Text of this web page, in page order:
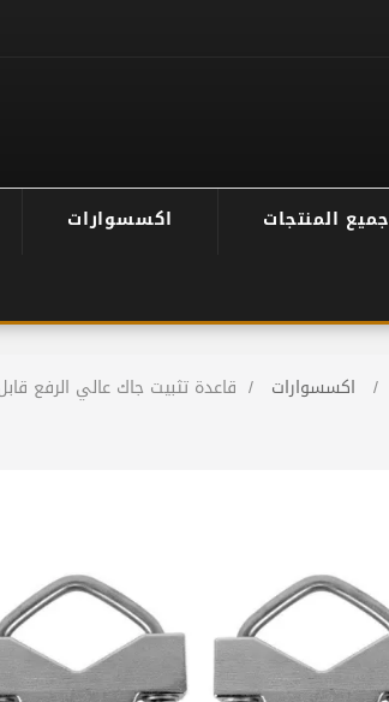
جميع المنتجات اكسسوارات
/ اكسسوارات / قاعدة تثبيت جاك عالي الرفع